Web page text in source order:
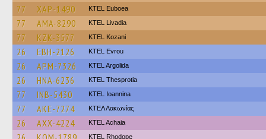
77
XAP-1490 ΚΤΕL Euboea
77 AMA-8290 KTEL Livadia
77 KZK-3577 ΚΤΕL Kozani
26 EBH-2126 KTEL Evrou
26 APM-7326 KTEL Argolida
26 HNA-6236 KTEL Thesprotia
77 INB-5430 KTEL Ioannina
77 AKE-7274 ΚΤΕΛ Λακωνίας
26 AXX-4224 KTEL Achaia
KTEL Rhodope